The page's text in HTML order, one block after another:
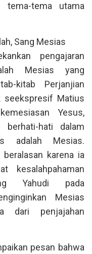
tema-tema utama
Sang Mesias
pengajaran
Mesias yang
kitab Perjanjian
seekspresif Matius
Yesus,
hati dalam
adalah Mesias.
karena ia
kesalahpahaman
Yahudi pada
Mesias
dari penjajahan
pesan bahwa